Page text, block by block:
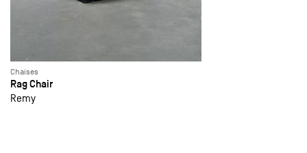
Chaises
Rag Chair
Remy